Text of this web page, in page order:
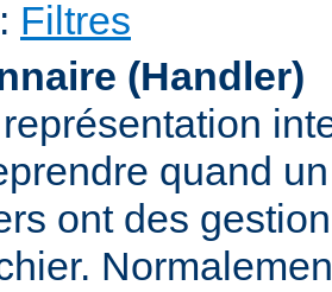
Filtres
(Handler)
quand
ont des